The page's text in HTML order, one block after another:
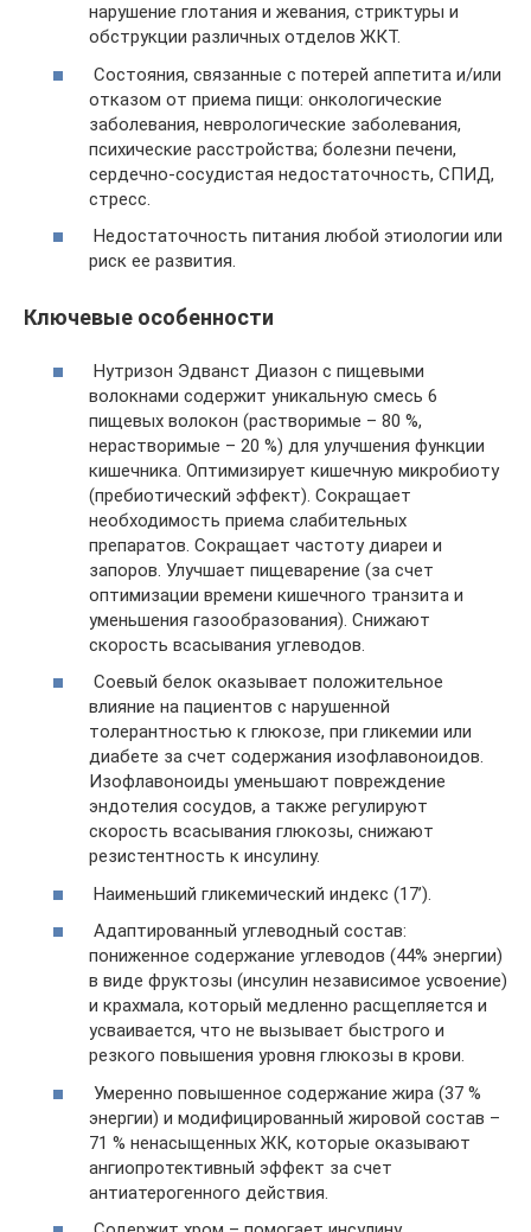
нарушение глотания и жевания, стриктуры и
обструкции различных отделов ЖКТ.
Состояния, связанные с потерей аппетита и/или
отказом от приема пищи: онкологические
заболевания, неврологические заболевания,
психические расстройства; болезни печени,
сердечно-сосудистая недостаточность, СПИД,
стресс.
Недостаточность питания любой этиологии или
риск ее развития.
Ключевые особенности
Нутризон Эдванст Диазон с пищевыми
волокнами содержит уникальную смесь 6
пищевых волокон (растворимые – 80 %,
нерастворимые – 20 %) для улучшения функции
кишечника. Оптимизирует кишечную микробиоту
(пребиотический эффект). Сокращает
необходимость приема слабительных
препаратов. Сокращает частоту диареи и
запоров. Улучшает пищеварение (за счет
оптимизации времени кишечного транзита и
уменьшения газообразования). Снижают
скорость всасывания углеводов.
Соевый белок оказывает положительное
влияние на пациентов с нарушенной
толерантностью к глюкозе, при гликемии или
диабете за счет содержания изофлавоноидов.
Изофлавоноиды уменьшают повреждение
эндотелия сосудов, а также регулируют
скорость всасывания глюкозы, снижают
резистентность к инсулину.
Наименьший гликемический индекс (17’).
Адаптированный углеводный состав:
пониженное содержание углеводов (44% энергии)
в виде фруктозы (инсулин независимое усвоение)
и крахмала, который медленно расщепляется и
усваивается, что не вызывает быстрого и
резкого повышения уровня глюкозы в крови.
Умеренно повышенное содержание жира (37 %
энергии) и модифицированный жировой состав –
71 % ненасыщенных ЖК, которые оказывают
ангиопротективный эффект за счет
антиатерогенного действия.